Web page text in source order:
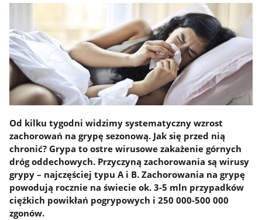
Od kilku tygodni widzimy systematyczny wzrost
zachorowań na grypę sezonową. Jak się przed nią
chronić? Grypa to ostre wirusowe zakażenie górnych
dróg oddechowych. Przyczyną zachorowania są wirusy
grypy – najczęściej typu A i B. Zachorowania na grypę
powodują rocznie na świecie ok. 3-5 mln przypadków
ciężkich powikłań pogrypowych i 250 000-500 000
zgonów.